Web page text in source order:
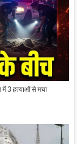
में 3 हत्याओं से मचा